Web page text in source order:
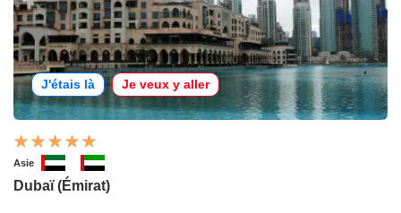
J'étais là Je veux y aller
Asie
Dubaï (Émirat)